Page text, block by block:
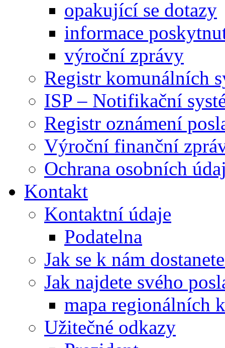
opakující se dotazy
informace
výroční zprávy
Registr komunálních
ISP – Notifikační
Registr oznámení
Výroční finanční
Ochrana osobních
Kontakt
Kontaktní údaje
Podatelna
Jak se k nám
Jak najdete svého
mapa regionálních
Užitečné odkazy